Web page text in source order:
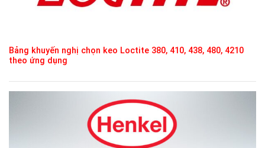
Bảng khuyến nghị chọn keo Loctite 380, 410, 438, 480, 4210
theo ứng dụng